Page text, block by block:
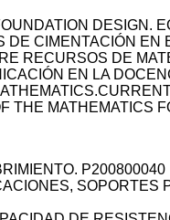
DESIGN.
DE CIMENTACIÓN
RECURSOS DE
EN LA
THE MATHEMATICS
P200800040
SOPORTES